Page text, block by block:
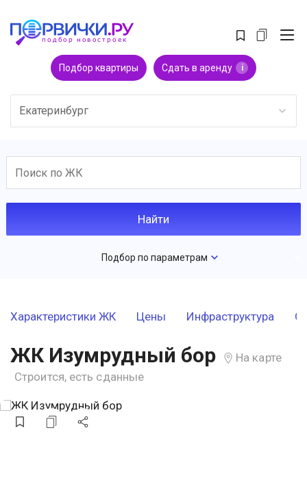
Подбор квартиры Сдать в аренду i
Екатеринбург
Подбор по параметрам
Характеристики ЖК Цены Инфраструктура
ЖК Изумрудный бор
На карте
Строится, есть сданные